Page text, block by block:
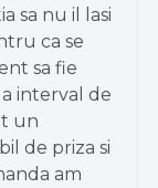
sa nu il lasi
ca se
sa fie
interval de
un
de priza si
am